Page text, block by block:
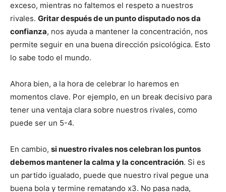
exceso, mientras no faltemos el respeto a nuestros
rivales. Gritar después de un punto disputado nos da
confianza, nos ayuda a mantener la concentración, nos
permite seguir en una buena dirección psicológica. Esto
lo sabe todo el mundo.
Ahora bien, a la hora de celebrar lo haremos en
momentos clave. Por ejemplo, en un break decisivo para
tener una ventaja clara sobre nuestros rivales, como
puede ser un 5-4.
En cambio, si nuestro rivales nos celebran los puntos
debemos mantener la calma y la concentración. Si es
un partido igualado, puede que nuestro rival pegue una
buena bola y termine rematando x3. No pasa nada,